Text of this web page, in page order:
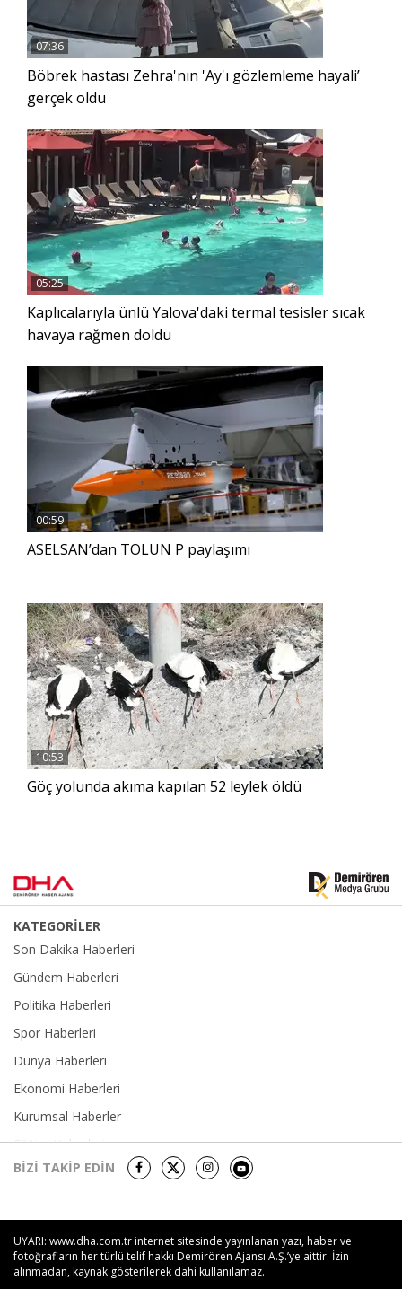
07:36
Böbrek hastası Zehra'nın 'Ay'ı gözlemleme hayali’
gerçek oldu
05:25
Kaplıcalarıyla ünlü Yalova'daki termal tesisler sıcak
havaya rağmen doldu
00:59
ASELSAN’dan TOLUN P paylaşımı
10:53
Göç yolunda akıma kapılan 52 leylek öldü
KATEGORİLER
Son Dakika Haberleri
Gündem Haberleri
Politika Haberleri
Spor Haberleri
Dünya Haberleri
Ekonomi Haberleri
Kurumsal Haberler
Eğitim Haberleri
Yerel Haberler
Foto Galeri
Video Galeri
BİZİ TAKİP EDİN
UYARI: www.dha.com.tr internet sitesinde yayınlanan yazı, haber ve
fotoğrafların her türlü telif hakkı Demirören Ajansı A.Ş.’ye aittir. İzin
alınmadan, kaynak gösterilerek dahi kullanılamaz.